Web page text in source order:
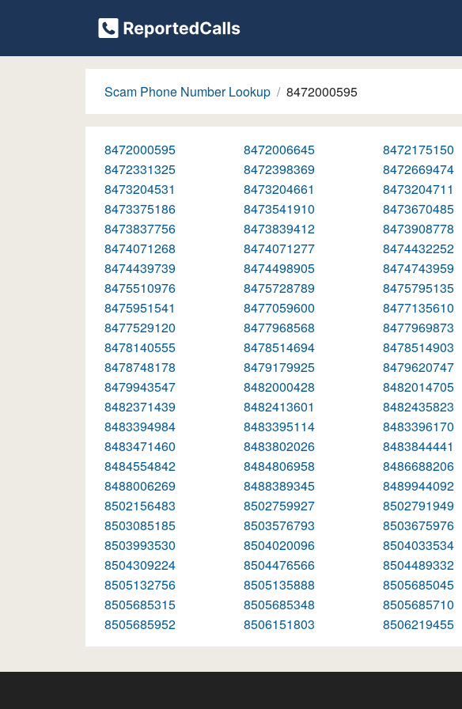
Scam Phone Number Lookup 8472000595
8472000595 8472006645 8472175150
8472331325
8472398369 8472669474
8473204531
8473204661 8473204711
8473375186
8473541910 8473670485
8473837756
8473839412 8473908778
8474071268
8474071277 8474432252
8474439739
8474498905 8474743959
8475510976
8475728789 8475795135
8475951541
8477059600 8477135610
8477529120
8477968568 8477969873
8478140555
8478514694 8478514903
8478748178
8479179925 8479620747
8479943547
8482000428 8482014705
8482371439
8482413601 8482435823
8483394984
8483395114 8483396170
8483471460
8483802026 8483844441
8484554842
8484806958 8486688206
8488006269
8488389345 8489944092
8502156483
8502759927 8502791949
8503085185
8503576793 8503675976
8503993530
8504020096 8504033534
8504309224
8504476566 8504489332
8505132756
8505135888 8505685045
8505685315
8505685348 8505685710
8505685952
8506151803 8506219455